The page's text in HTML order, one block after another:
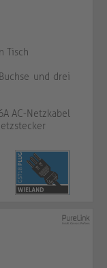
Tisch
und drei
AC-Netzkabel